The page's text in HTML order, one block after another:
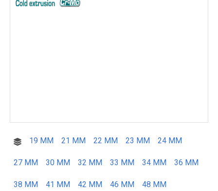
19 MM 21 MM 22 MM 23 MM 24 MM
27 MM 30 MM 32 MM 33 MM 34 MM 36 MM
38 MM 41 MM 42 MM 46 MM 48 MM